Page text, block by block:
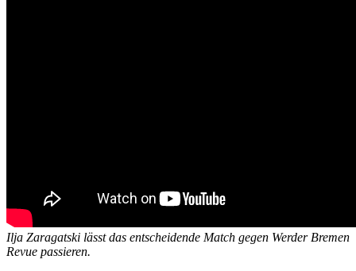
Ilja Zaragatski lässt das entscheidende Match gegen Werder Bremen
Revue passieren.